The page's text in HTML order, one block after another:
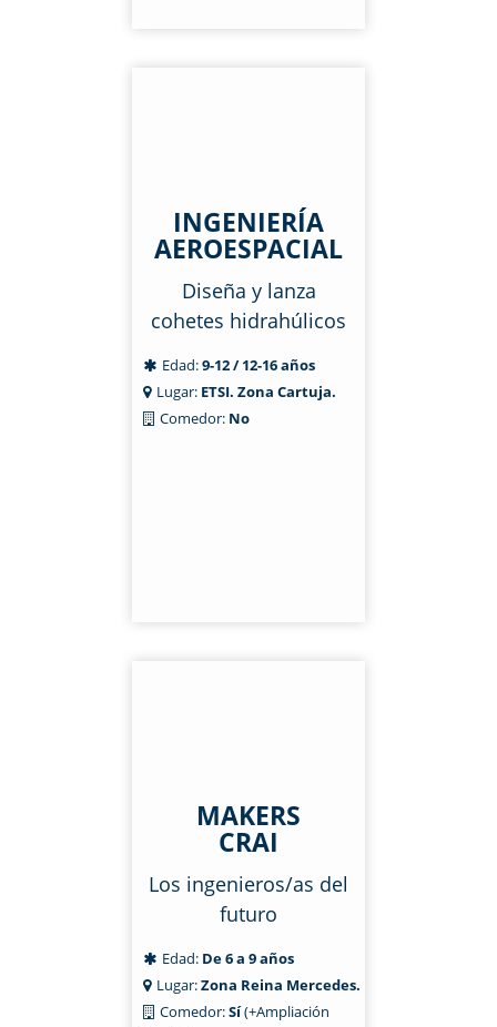
INGENIERÍA
AEROESPACIAL
Diseña y lanza
cohetes hidrahúlicos
Edad:9-12 / 12-16 años
Lugar: ETSI. Zona Cartuja.
Comedor: No
MAKERS
CRAI
Los ingenieros/as del
futuro
Edad: De 6 a 9 años
Lugar:Zona Reina Mercedes.
Comedor:Sí(+Ampliación